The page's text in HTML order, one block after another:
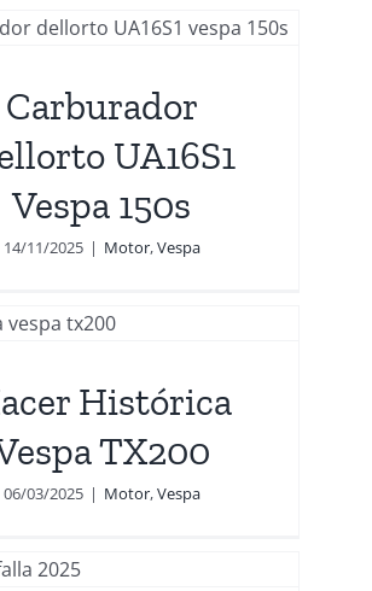
Carburador
UA16S1
Vespa 150s
14/11/2025 | Motor,Vespa
Histórica
TX200
06/03/2025 | Motor,Vespa